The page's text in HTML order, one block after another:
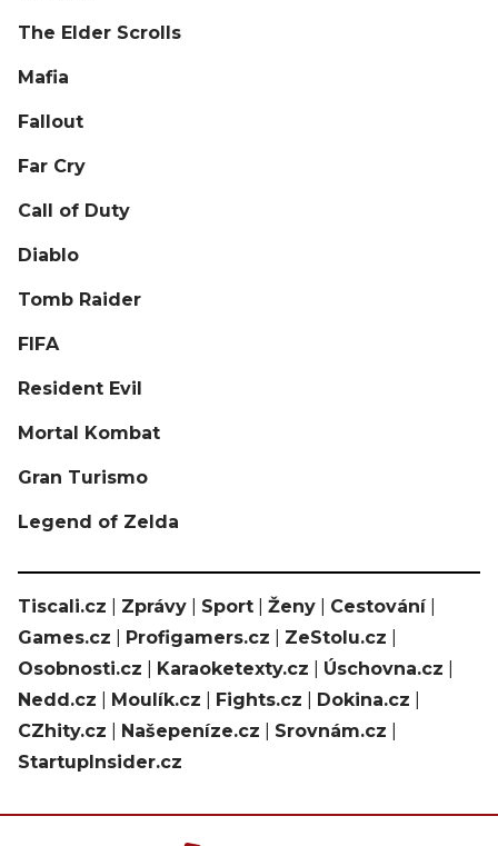
The Elder Scrolls
Mafia
Fallout
Far Cry
Call of Duty
Diablo
Tomb Raider
FIFA
Resident Evil
Mortal Kombat
Gran Turismo
Legend of Zelda
Tiscali.cz Zprávy Sport Ženy Cestování|
Games.cz
Profigamers.cz ZeStolu.cz
Osobnosti.cz
Karaoketexty.cz Úschovna.cz
Nedd.cz
Moulík.cz Fights.cz Dokina.cz
CZhity.cz
Našepeníze.cz Srovnám.cz
StartupInsider.cz